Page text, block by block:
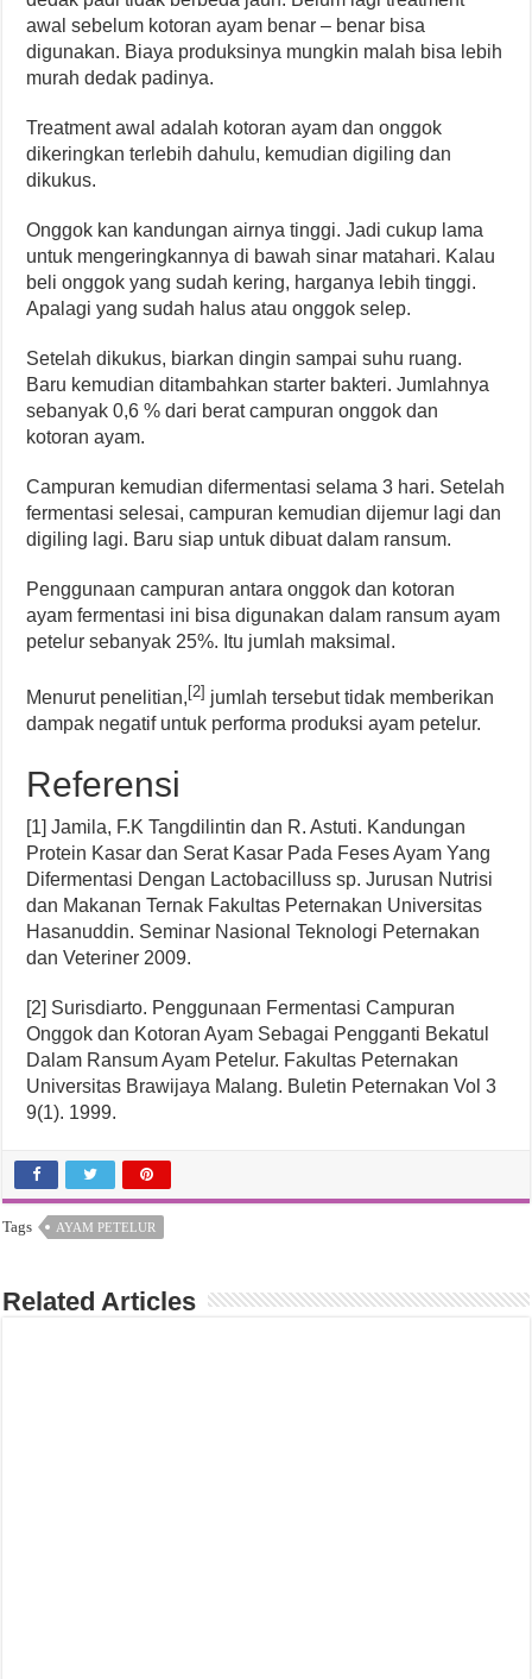
awal sebelum kotoran ayam benar – benar bisa
digunakan. Biaya produksinya mungkin malah bisa lebih
murah dedak padinya.
Treatment awal adalah kotoran ayam dan onggok
dikeringkan terlebih dahulu, kemudian digiling dan
dikukus.
Onggok kan kandungan airnya tinggi. Jadi cukup lama
untuk mengeringkannya di bawah sinar matahari. Kalau
beli onggok yang sudah kering, harganya lebih tinggi.
Apalagi yang sudah halus atau onggok selep.
Setelah dikukus, biarkan dingin sampai suhu ruang.
Baru kemudian ditambahkan starter bakteri. Jumlahnya
sebanyak 0,6 % dari berat campuran onggok dan
kotoran ayam.
Campuran kemudian difermentasi selama 3 hari. Setelah
fermentasi selesai, campuran kemudian dijemur lagi dan
digiling lagi. Baru siap untuk dibuat dalam ransum.
Penggunaan campuran antara onggok dan kotoran
ayam fermentasi ini bisa digunakan dalam ransum ayam
petelur sebanyak 25%. Itu jumlah maksimal.
Menurut penelitian, [2] jumlah tersebut tidak memberikan
dampak negatif untuk performa produksi ayam petelur.
Referensi
[1] Jamila, F.K Tangdilintin dan R. Astuti. Kandungan
Protein Kasar dan Serat Kasar Pada Feses Ayam Yang
Difermentasi Dengan Lactobacilluss sp. Jurusan Nutrisi
dan Makanan Ternak Fakultas Peternakan Universitas
Hasanuddin. Seminar Nasional Teknologi Peternakan
dan Veteriner 2009.
[2] Surisdiarto. Penggunaan Fermentasi Campuran
Onggok dan Kotoran Ayam Sebagai Pengganti Bekatul
Dalam Ransum Ayam Petelur. Fakultas Peternakan
Universitas Brawijaya Malang. Buletin Peternakan Vol 3
9(1). 1999.
Tags AYAM PETELUR
Related Articles